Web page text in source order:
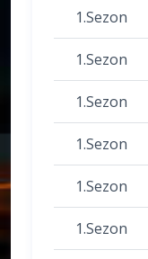
1.Sezon
1.Sezon
1.Sezon
1.Sezon
1.Sezon
1.Sezon